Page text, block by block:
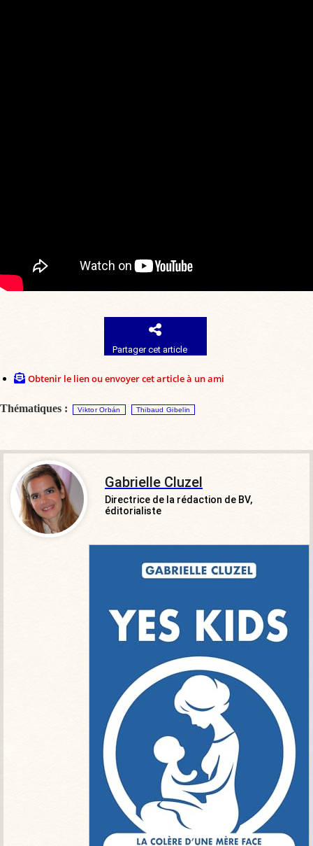
Partager cet article
Obtenir le lien ou envoyer cet article à un ami
Thématiques : Viktor Orbán Thibaud Gibelin
Gabrielle Cluzel
Directrice de la rédaction de BV,
éditorialiste